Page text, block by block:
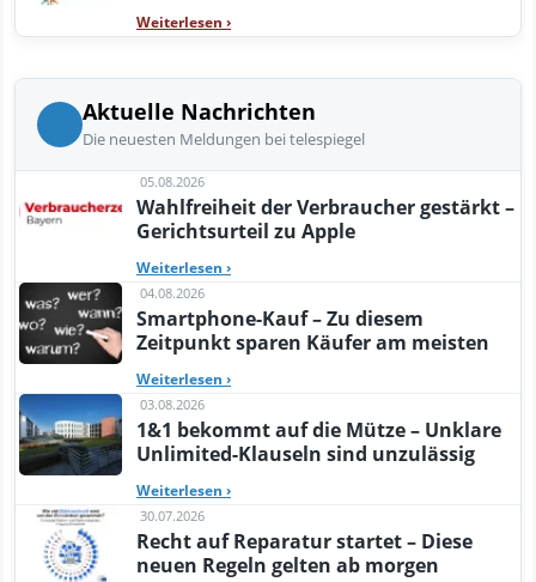
Weiterlesen ›
Aktuelle Nachrichten
Die neuesten Meldungen bei telespiegel
05.08.2026
Wahlfreiheit der Verbraucher gestärkt –
Gerichtsurteil zu Apple
Weiterlesen ›
04.08.2026
Smartphone-Kauf – Zu diesem
Zeitpunkt sparen Käufer am meisten
Weiterlesen ›
03.08.2026
1&1 bekommt auf die Mütze – Unklare
Unlimited-Klauseln sind unzulässig
Weiterlesen ›
30.07.2026
Recht auf Reparatur startet – Diese
neuen Regeln gelten ab morgen